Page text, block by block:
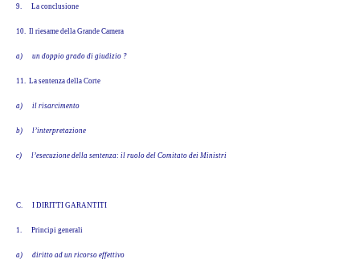
9. La conclusione
10. Il riesame della Grande Camera
a) un doppio grado di giudizio ?
11. La sentenza della Corte
a) il risarcimento
b) l’interpretazione
c) l’esecuzione della sentenza: il ruolo del Comitato dei Ministri
C. I DIRITTI GARANTITI
1. Principi generali
a) diritto ad un ricorso effettivo